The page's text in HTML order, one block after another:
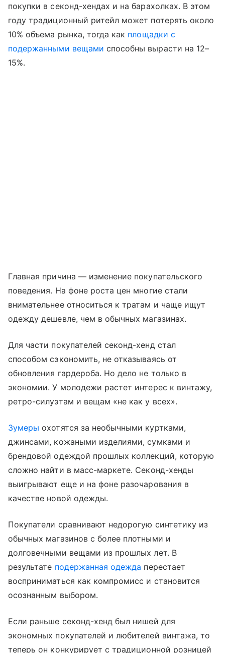
покупки в секонд-хендах и на барахолках. В этом
году традиционный ритейл может потерять около
10% объема рынка, тогда как площадки с
подержанными вещами способны вырасти на 12–
15%.
Главная причина — изменение покупательского
поведения. На фоне роста цен многие стали
внимательнее относиться к тратам и чаще ищут
одежду дешевле, чем в обычных магазинах.
Для части покупателей секонд-хенд стал
способом сэкономить, не отказываясь от
обновления гардероба. Но дело не только в
экономии. У молодежи растет интерес к винтажу,
ретро-силуэтам и вещам «не как у всех».
Зумеры охотятся за необычными куртками,
джинсами, кожаными изделиями, сумками и
брендовой одеждой прошлых коллекций, которую
сложно найти в масс-маркете. Секонд-хенды
выигрывают еще и на фоне разочарования в
качестве новой одежды.
Покупатели сравнивают недорогую синтетику из
обычных магазинов с более плотными и
долговечными вещами из прошлых лет. В
результате подержанная одежда перестает
восприниматься как компромисс и становится
осознанным выбором.
Если раньше секонд-хенд был нишей для
экономных покупателей и любителей винтажа, то
теперь он конкурирует с традиционной розницей